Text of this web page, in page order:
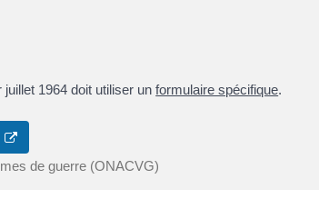
juillet 1964 doit utiliser unformulaire spécifique.
de guerre (ONACVG)